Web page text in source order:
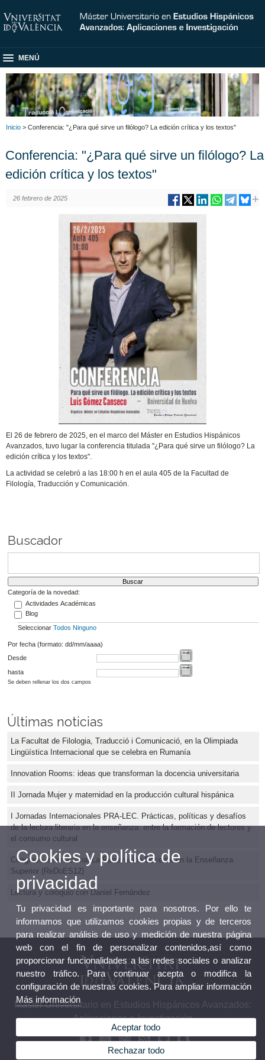
MENÚ
Inicio > Conferencia: "¿Para qué sirve un filólogo? La edición crítica y los textos"
Conferencia: "¿Para qué sirve un filólogo? La
edición crítica y los textos"
26 febrero de 2025
El 26 de febrero de 2025, en el marco del Máster en Estudios Hispánicos
Avanzados, tuvo lugar la conferencia titulada "¿Para qué sirve un filólogo? La
edición crítica y los textos".
La actividad se celebró a las 18:00 h en el aula 405 de la Facultad de
Filología, Traducción y Comunicación.
Buscador
Categoría de la novedad:
Actividades Académicas
Blog
Seleccionar Todos Ninguno
Por fecha (formato: dd/mm/aaaa)
Desde
hasta
Se deben rellenar los dos campos
Últimas noticias
La Facultat de Filologia, Traducció i Comunicació, en la Olimpiada
Lingüística Internacional que se celebra en Rumanía
Innovation Rooms: ideas que transforman la docencia universitaria
II Jornada Mujer y maternidad en la producción cultural hispánica
I Jornadas Internacionales PRA-LEC. Prácticas, políticas y desafíos
de la lectura literaria en la enseñanza: entre la formación de lectores y
el consumo cultural
Congreso Internacional La Renovación Docente en la Enseñanza
Superior (ReDoES12)
Lectura y coloquio con Daniel Fernández
Máster Universitario en Estudios Hispánicos Avanzados:
Aplicaciones e Investigación
Cookies y política de
privacidad
Tu privacidad es importante para nosotros. Por ello te
informamos que utilizamos cookies propias y de terceros
para realizar análisis de uso y medición de nuestra página
web con el fin de personalizar contenidos,así como
proporcionar funcionalidades a las redes sociales o analizar
nuestro tráfico. Para continuar acepta o modifica la
configuración de nuestras cookies. Para ampliar información
Más información
Aceptar todo
Rechazar todo